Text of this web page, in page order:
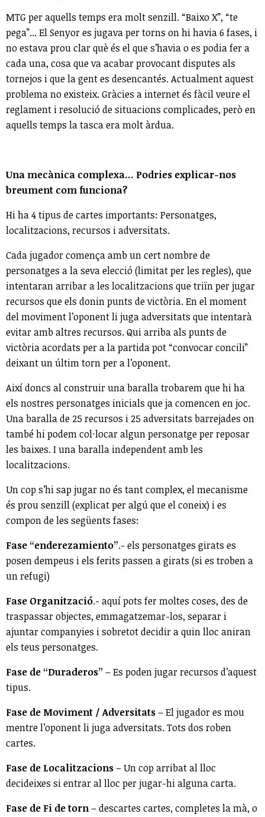
MTG per aquells temps era molt senzill. “Baixo X”, “te
pega”... El Senyor es jugava per torns on hi havia 6 fases, i
no estava prou clar què és el que s’havia o es podia fer a
cada una, cosa que va acabar provocant disputes als
tornejos i que la gent es desencantés. Actualment aquest
problema no existeix. Gràcies a internet és fàcil veure el
reglament i resolució de situacions complicades, però en
aquells temps la tasca era molt àrdua.
Una mecànica complexa... Podries explicar-nos
breument com funciona?
Hi ha 4 tipus de cartes importants: Personatges,
localitzacions, recursos i adversitats.
Cada jugador comença amb un cert nombre de
personatges a la seva elecció (limitat per les regles), que
intentaran arribar a les localitzacions que triïn per jugar
recursos que els donin punts de victòria. En el moment
del moviment l’oponent li juga adversitats que intentarà
evitar amb altres recursos. Qui arriba als punts de
victòria acordats per a la partida pot “convocar concili”
deixant un últim torn per a l’oponent.
Així doncs al construir una baralla trobarem que hi ha
els nostres personatges inicials que ja comencen en joc.
Una baralla de 25 recursos i 25 adversitats barrejades on
també hi podem col·locar algun personatge per reposar
les baixes. I una baralla independent amb les
localitzacions.
Un cop s’hi sap jugar no és tant complex, el mecanisme
és prou senzill (explicat per algú que el coneix) i es
compon de les següents fases:
Fase “enderezamiento”.- els personatges girats es
posen dempeus i els ferits passen a girats (si es troben a
un refugi)
Fase Organització.- aquí pots fer moltes coses, des de
traspassar objectes, emmagatzemar-los, separar i
ajuntar companyies i sobretot decidir a quin lloc aniran
els teus personatges.
Fase de “Duraderos” – Es poden jugar recursos d’aquest
tipus.
Fase de Moviment / Adversitats– El jugador es mou
mentre l’oponent li juga adversitats. Tots dos roben
cartes.
Fase de Localitzacions– Un cop arribat al lloc
decideixes si entrar al lloc per jugar-hi alguna carta.
Fase de Fi de torn– descartes cartes, completes la mà, o